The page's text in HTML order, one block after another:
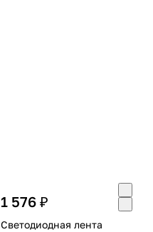
1 576 ₽
Светодиодная лента